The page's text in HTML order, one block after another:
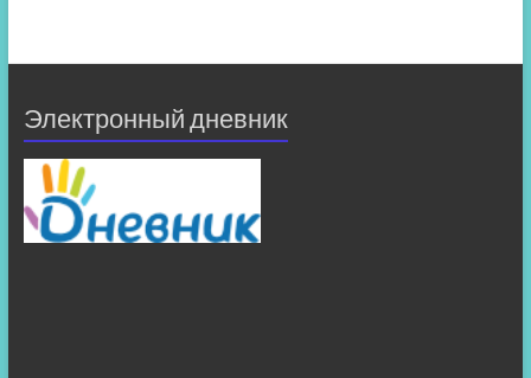
Электронный дневник